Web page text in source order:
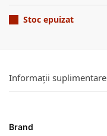
Stoc epuizat
Informații suplimentare
Brand